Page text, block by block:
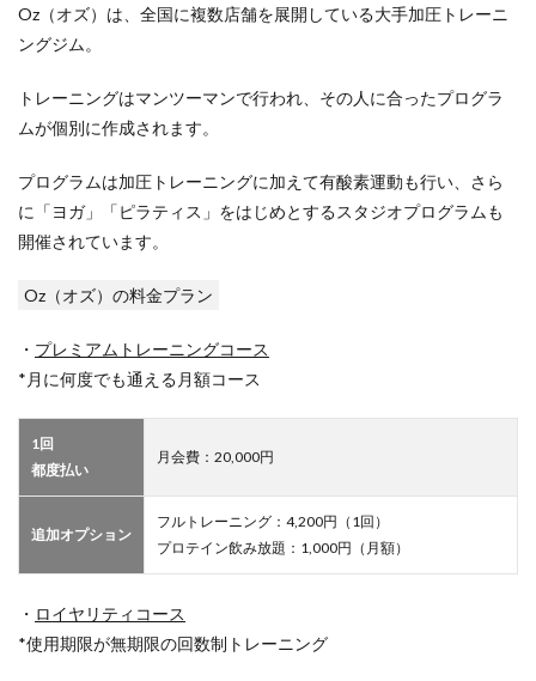
Oz（オズ）は、全国に複数店舗を展開している大手加圧トレーニ
ングジム。
トレーニングはマンツーマンで行われ、その人に合ったプログラ
ムが個別に作成されます。
プログラムは加圧トレーニングに加えて有酸素運動も行い、さら
に「ヨガ」「ピラティス」をはじめとするスタジオプログラムも
開催されています。
Oz（オズ）の料金プラン
・ プレミアムトレーニングコース
*月に何度でも通える月額コース
1回
都度払い
月会費：20,000円
追加オプション
フルトレーニング：4,200円（1回）
プロテイン飲み放題：1,000円（月額）
・ ロイヤリティコース
*使用期限が無期限の回数制トレーニング